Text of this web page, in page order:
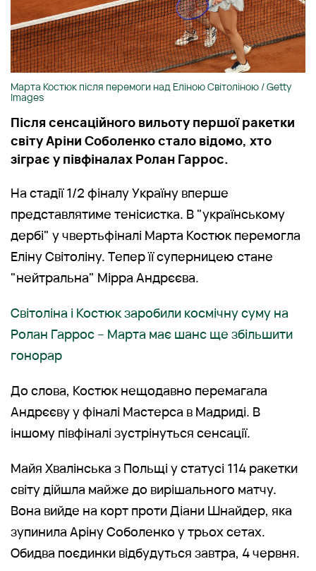
Марта Костюк після перемоги над Еліною Світоліною / Getty
Images
Після сенсаційного вильоту першої ракетки
світу Аріни Соболенко стало відомо, хто
зіграє у півфіналах Ролан Гаррос.
На стадії 1/2 фіналу Україну вперше
представлятиме тенісистка. В "українському
дербі" у чвертьфіналі Марта Костюк перемогла
Еліну Світоліну. Тепер її суперницею стане
"нейтральна" Мірра Андрєєва.
Світоліна і Костюк заробили космічну суму на
Ролан Гаррос – Марта має шанс ще збільшити
гонорар
До слова, Костюк нещодавно перемагала
Андрєєву у фіналі Мастерса в Мадриді. В
іншому півфіналі зустрінуться сенсації.
Майя Хвалінська з Польщі у статусі 114 ракетки
світу дійшла майже до вирішального матчу.
Вона вийде на корт проти Діани Шнайдер, яка
зупинила Аріну Соболенко у трьох сетах.
Обидва поєдинки відбудуться завтра, 4 червня.